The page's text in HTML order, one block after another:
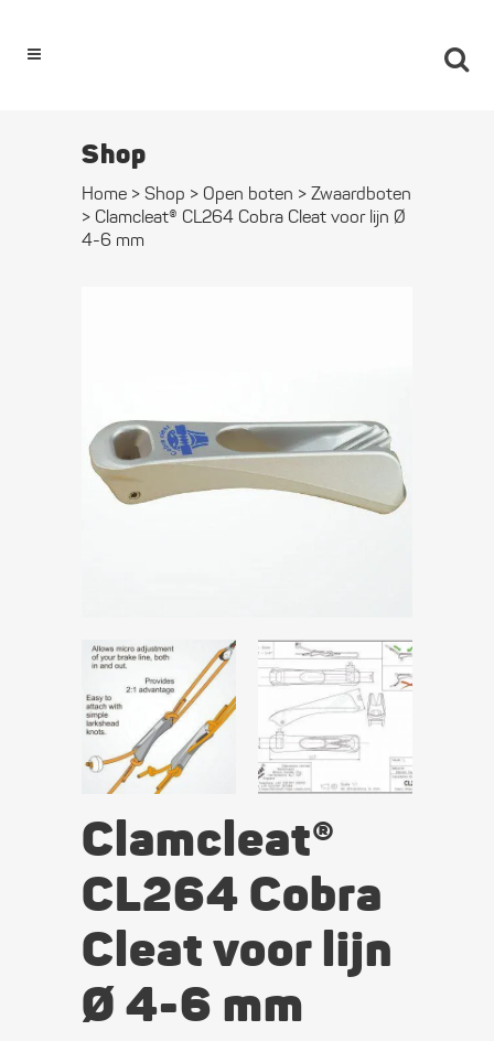
Shop
Home > Shop > Open boten > Zwaard­boten
> Clamcleat® CL264 Cobra Cleat voor lijn Ø
4-6 mm
Clamcleat®
CL264 Cobra
Cleat voor lijn
Ø 4-6 mm